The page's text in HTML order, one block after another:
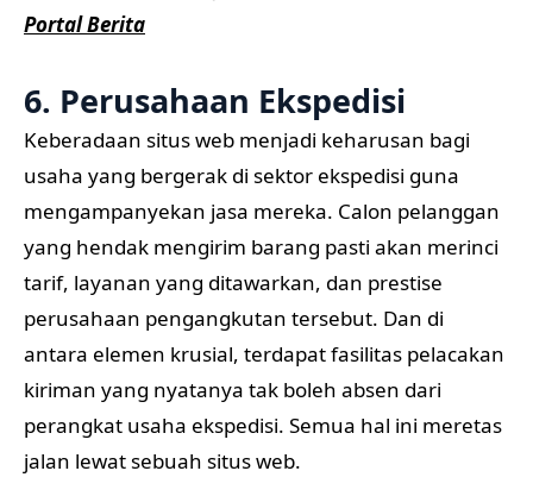
Portal Berita
6. Perusahaan Ekspedisi
Keberadaan situs web menjadi keharusan bagi
usaha yang bergerak di sektor ekspedisi guna
mengampanyekan jasa mereka. Calon pelanggan
yang hendak mengirim barang pasti akan merinci
tarif, layanan yang ditawarkan, dan prestise
perusahaan pengangkutan tersebut. Dan di
antara elemen krusial, terdapat fasilitas pelacakan
kiriman yang nyatanya tak boleh absen dari
perangkat usaha ekspedisi. Semua hal ini meretas
jalan lewat sebuah situs web.